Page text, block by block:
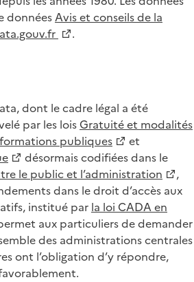
donnéesAvis et conseils de la
.
dont le cadre légal a été
par les loisGratuité et modalités
publiques
et
désormais codifiées dans le
le public et l’administration
,
dans le droit d’accès aux
institué par la loi CADA en
aux particuliers de demander
des administrations centrales
ont l’obligation d’y répondre,